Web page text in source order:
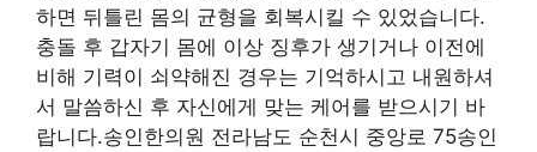
하면 뒤틀린 몸의 균형을 회복시킬 수 있었습니다.
충돌 후 갑자기 몸에 이상 징후가 생기거나 이전에
비해 기력이 쇠약해진 경우는 기억하시고 내원하셔
서 말씀하신 후 자신에게 맞는 케어를 받으시기 바
랍니다.송인한의원 전라남도 순천시 중앙로 75송인